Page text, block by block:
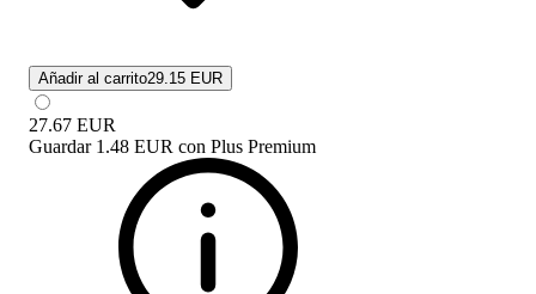
Añadir al carrito29.15 EUR
27.67 EUR
Guardar 1.48 EUR con Plus Premium